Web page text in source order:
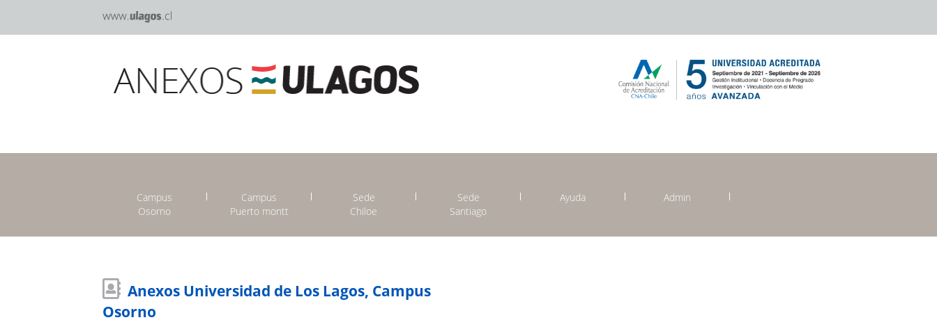
Campus
Osorno
Campus
Puerto montt
Sede
Chiloe
Sede
Santiago
Ayuda Admin
Anexos Universidad de Los Lagos, Campus
Osorno